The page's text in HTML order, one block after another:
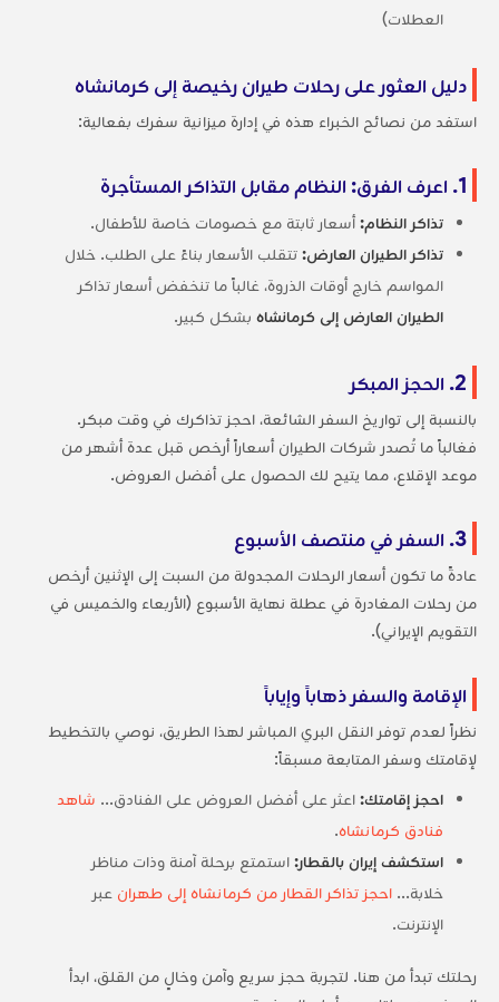
العطلات)
دليل العثور على رحلات طيران رخيصة إلى كرمانشاه
استفد من نصائح الخبراء هذه في إدارة ميزانية سفرك بفعالية:
1. اعرف الفرق: النظام مقابل التذاكر المستأجرة
تذاكر النظام:أسعار ثابتة مع خصومات خاصة للأطفال.
تذاكر الطيران العارض:تتقلب الأسعار بناءً على الطلب. خلال
المواسم خارج أوقات الذروة، غالباً ما تنخفض أسعار تذاكر
الطيران العارض إلى كرمانشاهبشكل كبير.
2. الحجز المبكر
بالنسبة إلى تواريخ السفر الشائعة، احجز تذاكرك في وقت مبكر.
فغالباً ما تُصدر شركات الطيران أسعاراً أرخص قبل عدة أشهر من
موعد الإقلاع، مما يتيح لك الحصول على أفضل العروض.
3. السفر في منتصف الأسبوع
عادةً ما تكون أسعار الرحلات المجدولة من السبت إلى الإثنين أرخص
من رحلات المغادرة في عطلة نهاية الأسبوع (الأربعاء والخميس في
التقويم الإيراني).
الإقامة والسفر ذهاباً وإياباً
نظراً لعدم توفر النقل البري المباشر لهذا الطريق، نوصي بالتخطيط
لإقامتك وسفر المتابعة مسبقاً:
احجز إقامتك:اعثر على أفضل العروض على الفنادق... شاهد
فنادق كرمانشاه.
استكشف إيران بالقطار:استمتع برحلة آمنة وذات مناظر
خلابة... احجز تذاكر القطار من كرمانشاه إلى طهران عبر
الإنترنت.
رحلتك تبدأ من هنا. لتجربة حجز سريع وآمن وخالٍ من القلق، ابدأ